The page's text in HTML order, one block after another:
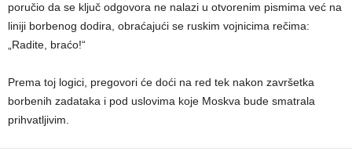
poručio da se ključ odgovora ne nalazi u otvorenim pismima već na
liniji borbenog dodira, obraćajući se ruskim vojnicima rečima:
„Radite, braćo!“
Prema toj logici, pregovori će doći na red tek nakon završetka
borbenih zadataka i pod uslovima koje Moskva bude smatrala
prihvatljivim.